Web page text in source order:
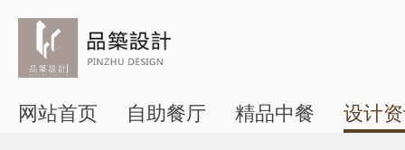
网站首页 自助餐厅 精品中餐 设计